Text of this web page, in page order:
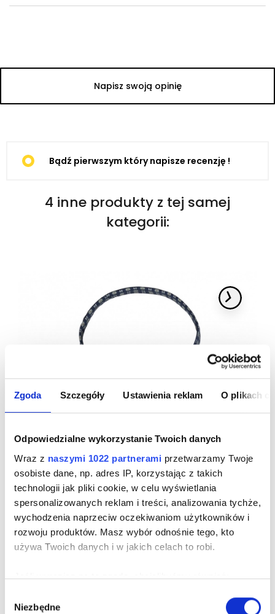
Zgoda Szczegóły Ustawienia reklam O plikach
Odpowiedzialne wykorzystanie Twoich danych
Wraz z naszymi 1022 partnerami przetwarzamy Twoje
osobiste dane, np. adres IP, korzystając z takich
technologii jak pliki cookie, w celu wyświetlania
spersonalizowanych reklam i treści, analizowania tychże,
wychodzenia naprzeciw oczekiwaniom użytkowników i
rozwoju produktów. Masz wybór odnośnie tego, kto
używa Twoich danych i w jakich celach to robi.
Jeśli wyrazisz na to zgodę, chcielibyśmy również:
geograficznej z dokładnością nawet do kilku metrów
zgody
Niezbędne
Napisz swoją opinię
Bądź pierwszym który napisze recenzję !
4 inne produkty z tej samej
kategorii:
-13%
Nowość
GRANATOWY KRAWAT JEDWABNY W
GEOMETRYCZNY MIKROWZÓR
329,00 zł cena regularna